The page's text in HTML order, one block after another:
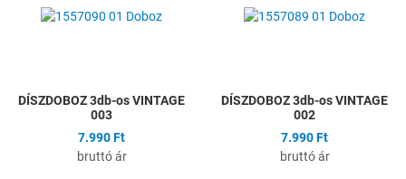
Összehasonlítás
DÍSZDOBOZ 3db-os VINTAGE
003
7.990 Ft
bruttó ár
DÍSZDOBOZ 3db-os VINTAGE
002
7.990 Ft
bruttó ár